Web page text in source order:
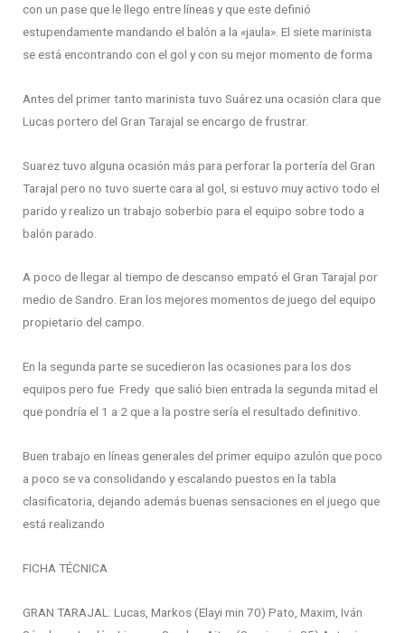
con un pase que le llego entre líneas y que este definió
estupendamente mandando el balón a la «jaula». El siete marinista
se está encontrando con el gol y con su mejor momento de forma
Antes del primer tanto marinista tuvo Suárez una ocasión clara que
Lucas portero del Gran Tarajal se encargo de frustrar.
Suarez tuvo alguna ocasión más para perforar la portería del Gran
Tarajal pero no tuvo suerte cara al gol, si estuvo muy activo todo el
parido y realizo un trabajo soberbio para el equipo sobre todo a
balón parado.
A poco de llegar al tiempo de descanso empató el Gran Tarajal por
medio de Sandro. Eran los mejores momentos de juego del equipo
propietario del campo.
En la segunda parte se sucedieron las ocasiones para los dos
equipos pero fue Fredy que salió bien entrada la segunda mitad el
que pondría el 1 a 2 que a la postre sería el resultado definitivo.
Buen trabajo en líneas generales del primer equipo azulón que poco
a poco se va consolidando y escalando puestos en la tabla
clasificatoria, dejando además buenas sensaciones en el juego que
está realizando
FICHA TÉCNICA
GRAN TARAJAL: Lucas, Markos (Elayi min 70) Pato, Maxim, Iván